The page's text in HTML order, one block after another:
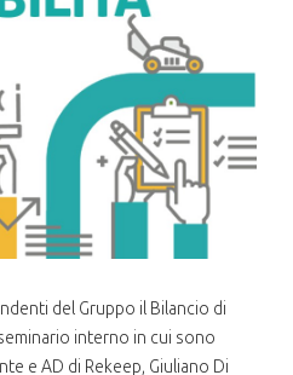
del Gruppo il Bilancio di
interno in cui sono
e AD di Rekeep, Giuliano Di